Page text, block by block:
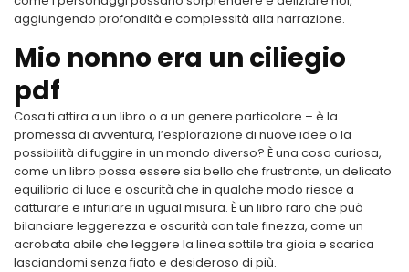
aggiungendo profondità e complessità alla narrazione.
Mio nonno era un ciliegio
pdf
Cosa ti attira a un libro o a un genere particolare – è la
promessa di avventura, l’esplorazione di nuove idee o la
possibilità di fuggire in un mondo diverso? È una cosa curiosa,
come un libro possa essere sia bello che frustrante, un delicato
equilibrio di luce e oscurità che in qualche modo riesce a
catturare e infuriare in ugual misura. È un libro raro che può
bilanciare leggerezza e oscurità con tale finezza, come un
acrobata abile che leggere la linea sottile tra gioia e scarica
lasciandomi senza fiato e desideroso di più.